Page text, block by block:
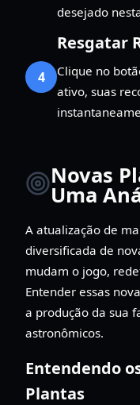
desejado
4
Resgatar
Clique no
ativo, suas
Novas
Uma
A atualização de
diversificada de
mudam o jogo,
Entender essas
a produção da sua
astronômicos.
Entendendo
Plantas